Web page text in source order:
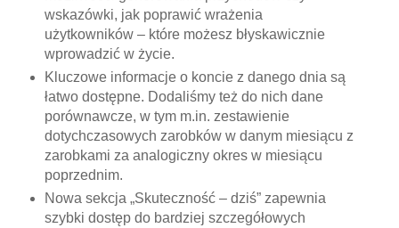
wskazówki, jak poprawić wrażenia
użytkowników – które możesz błyskawicznie
wprowadzić w życie.
Kluczowe informacje o koncie z danego dnia są
łatwo dostępne. Dodaliśmy też do nich dane
porównawcze, w tym m.in. zestawienie
dotychczasowych zarobków w danym miesiącu z
zarobkami za analogiczny okres w miesiącu
poprzednim.
Nowa sekcja „Skuteczność – dziś” zapewnia
szybki dostęp do bardziej szczegółowych